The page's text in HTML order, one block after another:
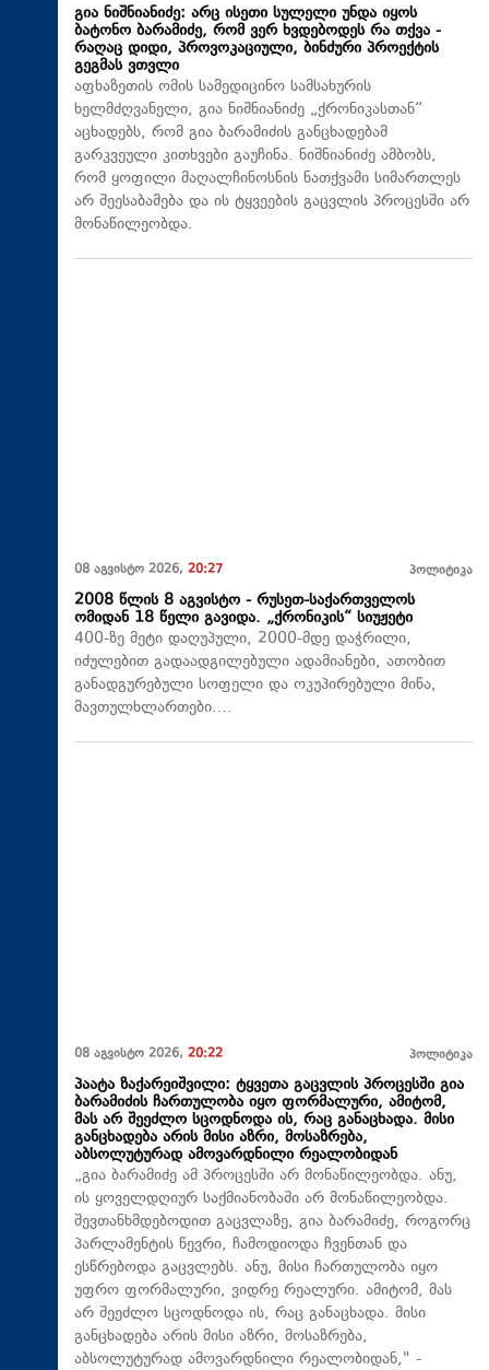
გია ნიშნიანიძე: არც ისეთი სულელი უნდა იყოს
ბატონო ბარამიძე, რომ ვერ ხვდებოდეს რა თქვა -
რაღაც დიდი, პროვოკაციული, ბინძური პროექტის
გეგმას ვთვლი
აფხაზეთის ომის სამედიცინო სამსახურის
ხელმძღვანელი, გია ნიშნიანიძე „ქრონიკასთან“
აცხადებს, რომ გია ბარამიძის განცხადებამ
გარკვეული კითხვები გაუჩინა. ნიშნიანიძე ამბობს,
რომ ყოფილი მაღალჩინოსნის ნათქვამი სიმართლეს
არ შეესაბამება და ის ტყვეების გაცვლის პროცესში არ
მონაწილეობდა.
08 აგვისტო 2026, 20:27 პოლიტიკა
2008 წლის 8 აგვისტო - რუსეთ-საქართველოს
ომიდან 18 წელი გავიდა. „ქრონიკის“ სიუჟეტი
400-ზე მეტი დაღუპული, 2000-მდე დაჭრილი,
იძულებით გადაადგილებული ადამიანები, ათობით
განადგურებული სოფელი და ოკუპირებული მიწა,
მავთულხლართები….
08 აგვისტო 2026, 20:22 პოლიტიკა
პაატა ზაქარეიშვილი: ტყვეთა გაცვლის პროცესში გია
ბარამიძის ჩართულობა იყო ფორმალური, ამიტომ,
მას არ შეეძლო სცოდნოდა ის, რაც განაცხადა. მისი
განცხადება არის მისი აზრი, მოსაზრება,
აბსოლუტურად ამოვარდნილი რეალობიდან
„გია ბარამიძე ამ პროცესში არ მონაწილეობდა. ანუ,
ის ყოველდღიურ საქმიანობაში არ მონაწილეობდა.
შევთანხმდებოდით გაცვლაზე, გია ბარამიძე, როგორც
პარლამენტის წევრი, ჩამოდიოდა ჩვენთან და
ესწრებოდა გაცვლებს. ანუ, მისი ჩართულობა იყო
უფრო ფორმალური, ვიდრე რეალური. ამიტომ, მას
არ შეეძლო სცოდნოდა ის, რაც განაცხადა. მისი
განცხადება არის მისი აზრი, მოსაზრება,
აბსოლუტურად ამოვარდნილი რეალობიდან," -